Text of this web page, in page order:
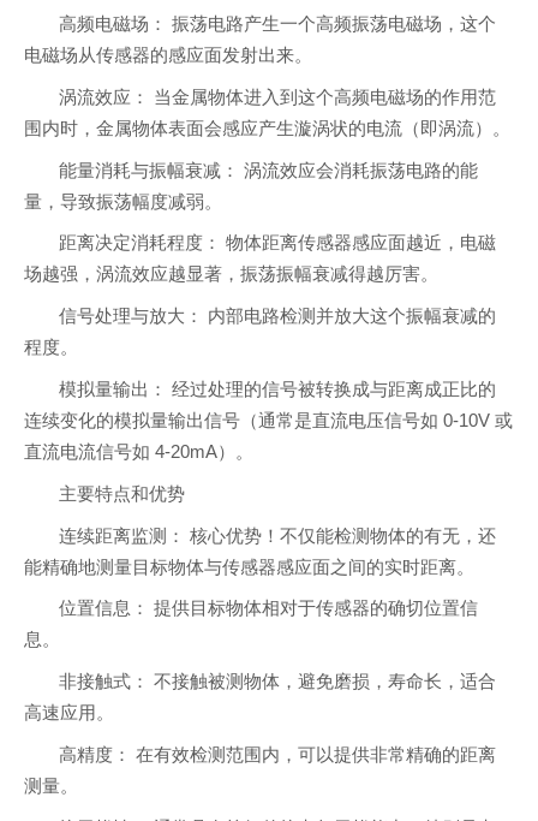
高频电磁场： 振荡电路产生一个高频振荡电磁场，这个
电磁场从传感器的感应面发射出来。
涡流效应： 当金属物体进入到这个高频电磁场的作用范
围内时，金属物体表面会感应产生漩涡状的电流（即涡流）。
能量消耗与振幅衰减： 涡流效应会消耗振荡电路的能
量，导致振荡幅度减弱。
距离决定消耗程度： 物体距离传感器感应面越近，电磁
场越强，涡流效应越显著，振荡振幅衰减得越厉害。
信号处理与放大： 内部电路检测并放大这个振幅衰减的
程度。
模拟量输出： 经过处理的信号被转换成与距离成正比的
连续变化的模拟量输出信号（通常是直流电压信号如 0-10V 或
直流电流信号如 4-20mA）。
主要特点和优势
连续距离监测： 核心优势！不仅能检测物体的有无，还
能精确地测量目标物体与传感器感应面之间的实时距离。
位置信息： 提供目标物体相对于传感器的确切位置信
息。
非接触式： 不接触被测物体，避免磨损，寿命长，适合
高速应用。
高精度： 在有效检测范围内，可以提供非常精确的距离
测量。